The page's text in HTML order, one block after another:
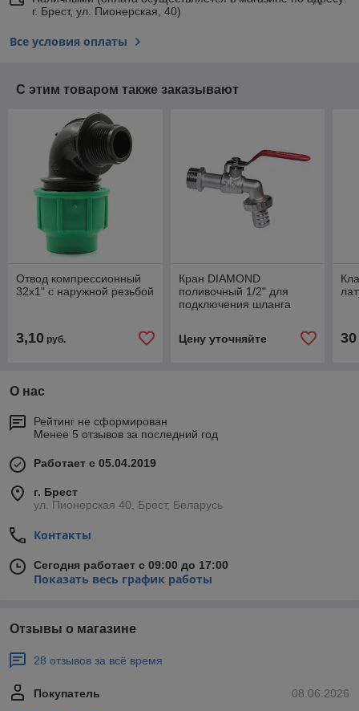
г. Брест, ул. Пионерская, 40)
Все условия оплаты
С этим товаром также заказывают
Отвод компрессионный
32х1" с наружной резьбой
3,10 руб.
Кран DIAMOND
поливочный 1/2" для
подключения шланга
Цену уточняйте 30
О нас
Рейтинг не сформирован
Менее 5 отзывов за последний год
Работает с 05.04.2019
г. Брест
ул. Пионерская 40, Брест, Беларусь
Контакты
Сегодня работает с 09:00 до 17:00
Показать весь график работы
Отзывы о магазине
28 отзывов за всё время
08.06.2026
Покупатель